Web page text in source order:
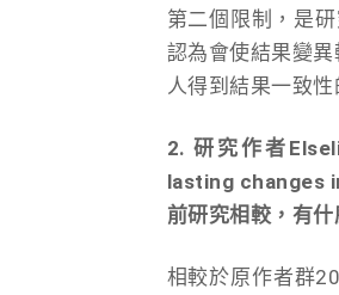
第二個限制，是
認為會使結果變
人得到結果一致性
2. 研究作者
lasting changes
前研究相較，有什
相較於原作者群